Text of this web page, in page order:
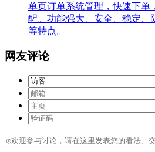
单页订单系统管理，快速下单
醒。功能强大、安全、稳定、
等特点。
网友评论